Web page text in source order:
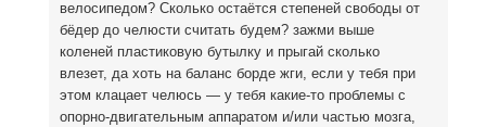
велосипедом? Сколько остаётся степеней свободы от
бёдер до челюсти считать будем? зажми выше
коленей пластиковую бутылку и прыгай сколько
влезет, да хоть на баланс борде жги, если у тебя при
этом клацает челюсь — у тебя какие-то проблемы с
опорно-двигательным аппаратом и/или частью мозга,